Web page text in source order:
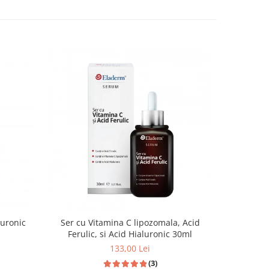
Ser cu Vitamina C lipozomala, Acid
Ferulic, si Acid Hialuronic 30ml
133,00 Lei
(3)